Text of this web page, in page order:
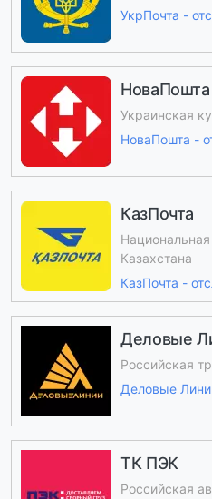
УкрПочта -
НоваПошта
Украинская
НоваПошта -
КазПочта
Казахстана
КазПочта -
Деловые
Российская
Деловые
ТК ПЭК
Российская